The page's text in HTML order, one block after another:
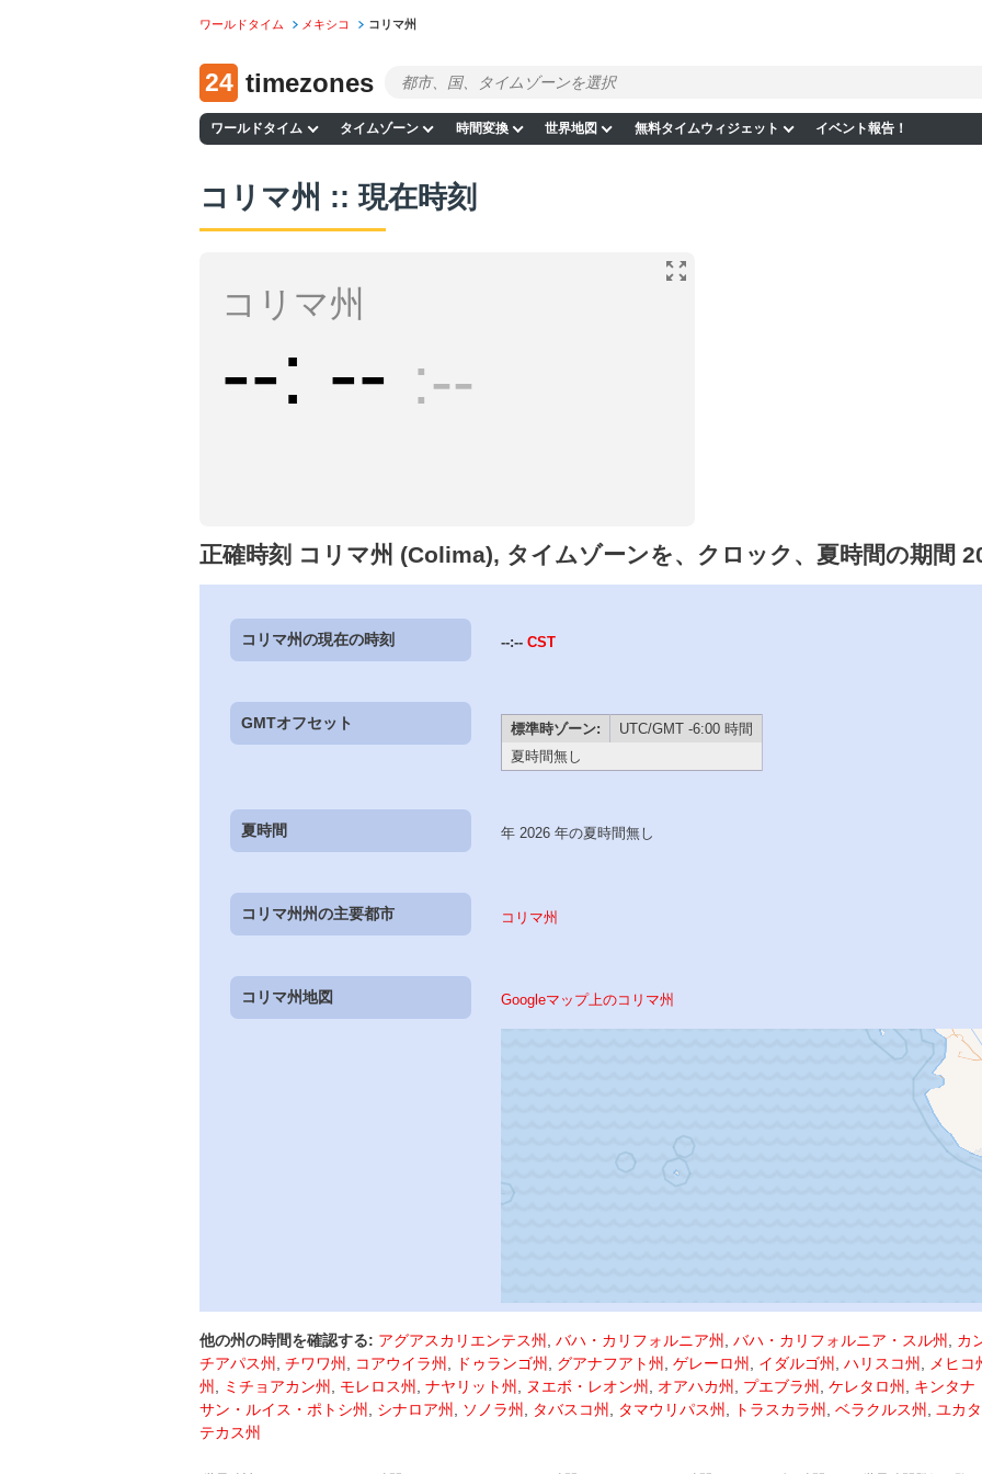
ワールドタイム メキシコ コリマ州
24 timezones
ワールドタイム タイムゾーン 時間変換 世界地図 無料タイムウィジェット イベント報告！
コリマ州 :: 現在時刻
コリマ州
-- -- --
正確時刻 コリマ州 (Colima), タイムゾーンを、クロック、夏時間の期間
コリマ州の現在の時刻 --:-- CST
GMTオフセット 標準時ゾーン:
UTC/GMT -6:00 時間
夏時間無し
夏時間 年 2026 年の夏時間無し
コリマ州州の主要都市 コリマ州
コリマ州地図 Googleマップ上のコリマ州
他の州の時間を確認する: アグアスカリエンテス州 , バハ・カリフォルニア州 , バハ・カリフォルニア・スル州 , カ
チアパス州 , チワワ州 , コアウイラ州 , ドゥランゴ州 , グアナフアト州 , ゲレーロ州 , イダルゴ州 , ハリスコ州 , メヒコ
州 , ミチョアカン州 , モレロス州 , ナヤリット州 , ヌエボ・レオン州 , オアハカ州 , プエブラ州 , ケレタロ州 , キンタナ
サン・ルイス・ポトシ州 , シナロア州 , ソノラ州 , タバスコ州 , タマウリパス州 , トラスカラ州 , ベラクルス州 , ユカ
テカス州